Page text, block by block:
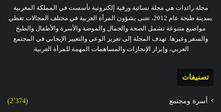
مجلة رائدات هي مجلة نسائية ورقية إلكترونية تأسست في المملكة المغربية
بمدينة طنجة عام 2012، تعنى بشؤون المرأة العربية في مختلف المجالات.تغطي
مواضيع متنوعة تشمل الصحة والجمال والموضة والأسرة والأطفال والطبخ
والسفر وغيرها. تهدف المجلة إلى تعزيز الوعي والتغيير الإيجابي في المجتمع
العربي، وإبراز الإنجازات والمساهمات المهمة للمرأة العربية.
تصنيفات
أسرة ومجتمع (2٬374)